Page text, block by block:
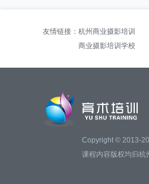
友情链接： 杭州商业摄影培训
商业摄影培训学校
Copyright © 2013-
课程内容版权均归杭